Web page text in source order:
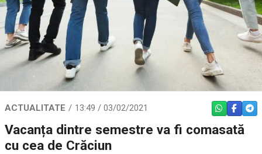
ACTUALITATE 13:49 / 03/02/2021 WHATSAPP
Vacanța dintre semestre va fi comasată
cu cea de Crăciun